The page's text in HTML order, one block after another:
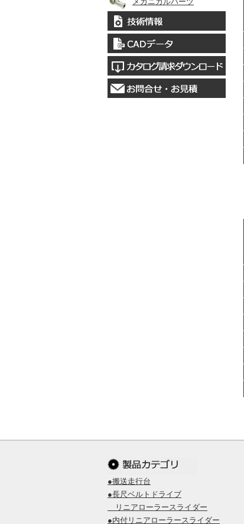
●搬送走行台
●長尺ベルトドライブ
リニアローラースライダー
●内付リニアローラースライダー